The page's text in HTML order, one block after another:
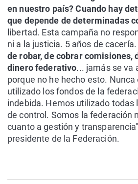
en nuestro país? Cuando hay
que depende de determinadas
libertad. Esta campaña no
ni a la justicia. 5 años de
de robar, de cobrar comisiones,
dinero federativo... jamás se va
porque no he hecho esto. Nunca
utilizado los fondos de la
indebida. Hemos utilizado todas
de control. Somos la federación
cuanto a gestión y
presidente de la Federación.